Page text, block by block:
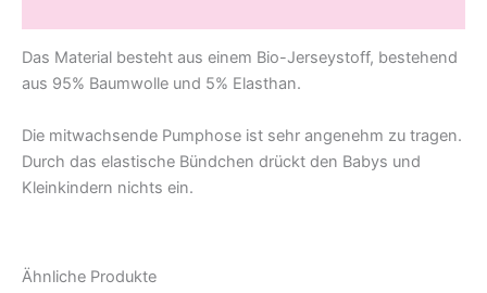
Das Material besteht aus einem Bio-Jerseystoff, bestehend
aus 95% Baumwolle und 5% Elasthan.
Die mitwachsende Pumphose ist sehr angenehm zu tragen.
Durch das elastische Bündchen drückt den Babys und
Kleinkindern nichts ein.
Ähnliche Produkte